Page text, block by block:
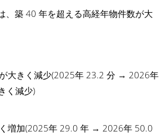
、築 40 年を超える高経年物件数が大
大きく減少(2025年 23.2 分 → 2026年
く減少)
増加(2025年 29.0 年 → 2026年 50.0